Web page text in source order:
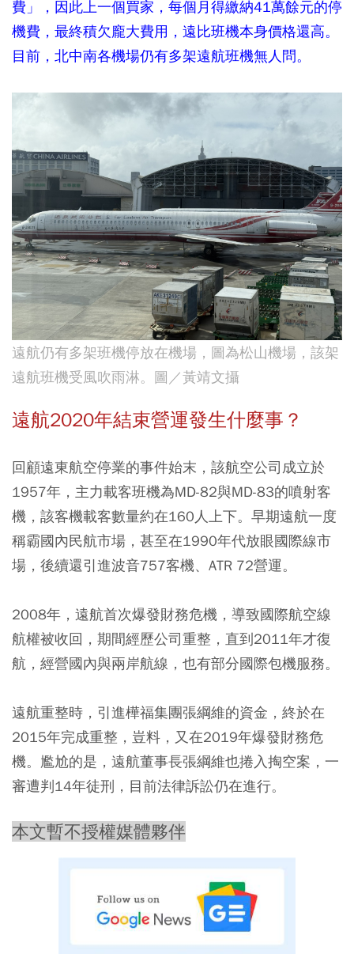
費」，因此上一個買家，每個月得繳納41萬餘元的停
機費，最終積欠龐大費用，遠比班機本身價格還高。
目前，北中南各機場仍有多架遠航班機無人問。
遠航仍有多架班機停放在機場，圖為松山機場，該架
遠航班機受風吹雨淋。圖／黃靖文攝
遠航2020年結束營運發生什麼事？
回顧遠東航空停業的事件始末，該航空公司成立於
1957年，主力載客班機為MD-82與MD-83的噴射客
機，該客機載客數量約在160人上下。早期遠航一度
稱霸國內民航市場，甚至在1990年代放眼國際線市
場，後續還引進波音757客機、ATR 72營運。
2008年，遠航首次爆發財務危機，導致國際航空線
航權被收回，期間經歷公司重整，直到2011年才復
航，經營國內與兩岸航線，也有部分國際包機服務。
遠航重整時，引進樺福集團張綱維的資金，終於在
2015年完成重整，豈料，又在2019年爆發財務危
機。尷尬的是，遠航董事長張綱維也捲入掏空案，一
審遭判14年徒刑，目前法律訴訟仍在進行。
本文暫不授權媒體夥伴